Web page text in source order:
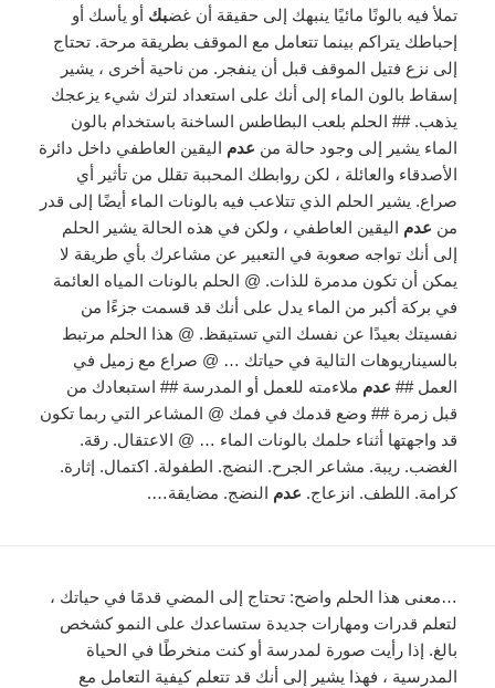
تملأ فيه بالونًا مائيًا ينبهك إلى حقيقة أن غضبك أو يأسك أو
إحباطك يتراكم بينما تتعامل مع الموقف بطريقة مرحة. تحتاج
إلى نزع فتيل الموقف قبل أن ينفجر. من ناحية أخرى ، يشير
إسقاط بالون الماء إلى أنك على استعداد لترك شيء يزعجك
يذهب. ## الحلم بلعب البطاطس الساخنة باستخدام بالون
الماء يشير إلى وجود حالة من عدم اليقين العاطفي داخل دائرة
الأصدقاء والعائلة ، لكن روابطك المحببة تقلل من تأثير أي
صراع. يشير الحلم الذي تتلاعب فيه بالونات الماء أيضًا إلى قدر
من عدم اليقين العاطفي ، ولكن في هذه الحالة يشير الحلم
إلى أنك تواجه صعوبة في التعبير عن مشاعرك بأي طريقة لا
يمكن أن تكون مدمرة للذات. @ الحلم بالونات المياه العائمة
في بركة أكبر من الماء يدل على أنك قد قسمت جزءًا من
نفسيتك بعيدًا عن نفسك التي تستيقظ. @ هذا الحلم مرتبط
بالسيناريوهات التالية في حياتك … @ صراع مع زميل في
العمل ## عدم ملاءمته للعمل أو المدرسة ## استبعادك من
قبل زمرة ## وضع قدمك في فمك @ المشاعر التي ربما تكون
قد واجهتها أثناء حلمك بالونات الماء … @ الاعتقال. رقة.
الغضب. ريبة. مشاعر الجرح. النضج. الطفولة. اكتمال. إثارة.
كرامة. اللطف. انزعاج. عدم النضج. مضايقة….
…معنى هذا الحلم واضح: تحتاج إلى المضي قدمًا في حياتك ،
لتعلم قدرات ومهارات جديدة ستساعدك على النمو كشخص
بالغ. إذا رأيت صورة لمدرسة أو كنت منخرطًا في الحياة
المدرسية ، فهذا يشير إلى أنك قد تتعلم كيفية التعامل مع